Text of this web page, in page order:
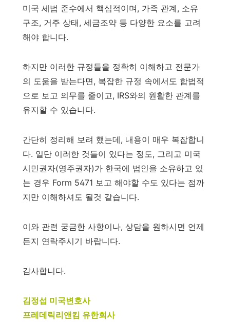
미국 세법 준수에서 핵심적이며, 가족 관계, 소유
구조, 거주 상태, 세금조약 등 다양한 요소를 고려
해야 합니다.
하지만 이러한 규정들을 정확히 이해하고 전문가
의 도움을 받는다면, 복잡한 규정 속에서도 합법적
으로 보고 의무를 줄이고, IRS와의 원활한 관계를
유지할 수 있습니다.
간단히 정리해 보려 했는데, 내용이 매우 복잡합니
다. 일단 이러한 것들이 있다는 정도, 그리고 미국
시민권자(영주권자)가 한국에 법인을 소유하고 있
는 경우 Form 5471 보고 해야할 수도 있다는 점까
지만 이해하셔도 될것 같습니다.
이와 관련 궁금한 사항이나, 상담을 원하시면 언제
든지 연락주시기 바랍니다.
감사합니다.
김정섭 미국변호사
프레데릭리앤킴 유한회사